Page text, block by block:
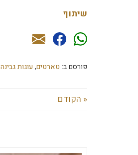
שיתוף
פורסם ב: טארטים, עוגות גבינה
« הקודם